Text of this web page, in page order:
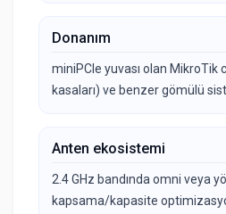
Donanım
miniPCIe yuvası olan MikroTik
kasaları) ve benzer gömülü
Anten ekosistemi
2.4 GHz bandında omni veya
kapsama/kapasite